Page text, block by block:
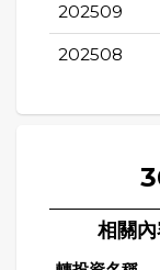
202509
202508
相關